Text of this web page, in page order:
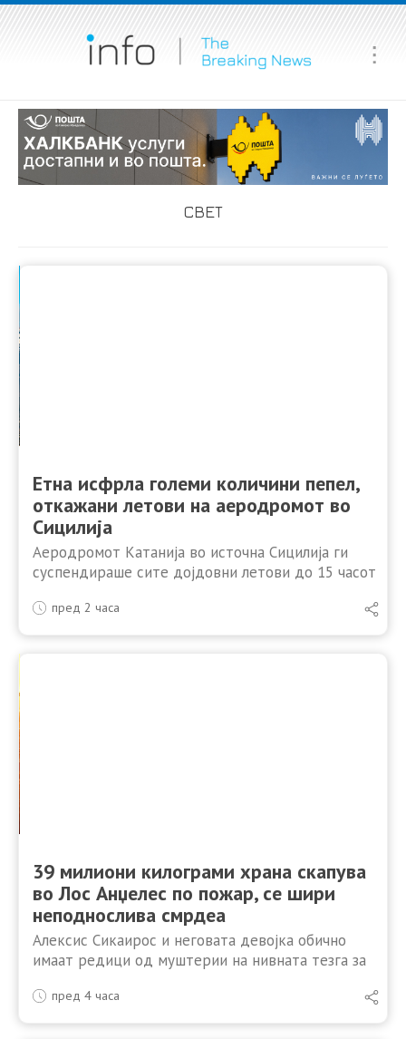
СВЕТ
Етна исфрла големи количини пепел,
откажани летови на аеродромот во
Сицилија
Аеродромот Катанија во источна Сицилија ги
суспендираше сите дојдовни летови до 15 часот
што се прошири низ воздушниот простор по нова
ерупција на …
пред 2 часа
39 милиони килограми храна скапува
во Лос Анџелес по пожар, се шири
неподнослива смрдеа
Алексис Сикаирос и неговата девојка обично
имаат редици од муштерии на нивната тезга за
банана или мача, но аголот на улицата …
пред 4 часа